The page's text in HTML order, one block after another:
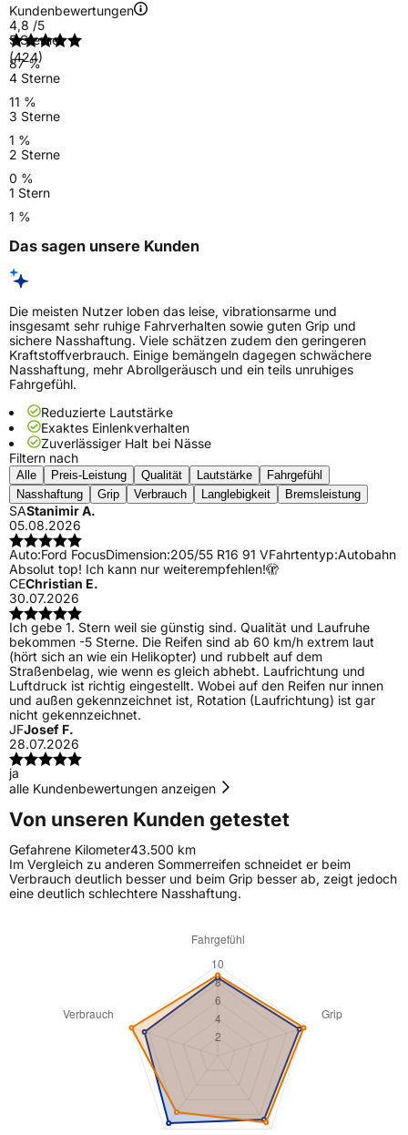
Kundenbewertungen
4,8 /5
(424)
5 Sterne
87 %
4 Sterne
11 %
3 Sterne
1 %
2 Sterne
0 %
1 Stern
1 %
Das sagen unsere Kunden
Die meisten Nutzer loben das leise, vibrationsarme und
insgesamt sehr ruhige Fahrverhalten sowie guten Grip und
sichere Nasshaftung. Viele schätzen zudem den geringeren
Kraftstoffverbrauch. Einige bemängeln dagegen schwächere
Nasshaftung, mehr Abrollgeräusch und ein teils unruhiges
Fahrgefühl.
Reduzierte Lautstärke
Exaktes Einlenkverhalten
Zuverlässiger Halt bei Nässe
Filtern nach
Alle Preis-Leistung Qualität Lautstärke
Fahrgefühl
Nasshaftung
Grip Verbrauch Langlebigkeit Bremsleistung
SAStanimir A.
05.08.2026
Auto:Ford FocusDimension:205/55 R16 91 VFahrtentyp:Autobahn
Absolut top! Ich kann nur weiterempfehlen!🫣
CEChristian E.
30.07.2026
Ich gebe 1. Stern weil sie günstig sind. Qualität und Laufruhe
bekommen -5 Sterne. Die Reifen sind ab 60 km/h extrem laut
(hört sich an wie ein Helikopter) und rubbelt auf dem
Straßenbelag, wie wenn es gleich abhebt. Laufrichtung und
Luftdruck ist richtig eingestellt. Wobei auf den Reifen nur innen
und außen gekennzeichnet ist, Rotation (Laufrichtung) ist gar
nicht gekennzeichnet.
JFJosef F.
28.07.2026
ja
alle Kundenbewertungen anzeigen
Von unseren Kunden getestet
Gefahrene Kilometer43.500 km
Im Vergleich zu anderen Sommerreifen schneidet er beim
Verbrauch deutlich besser und beim Grip besser ab, zeigt jedoch
eine deutlich schlechtere Nasshaftung.